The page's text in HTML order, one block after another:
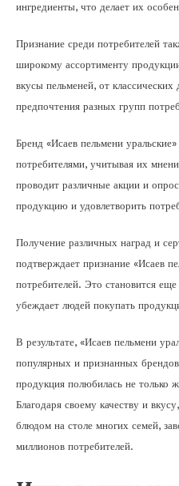
ингредиенты, что делает их
Признание среди потребителей
широкому ассортименту
вкусы пельменей, от
предпочтения разных групп
Бренд «Исаев пельмени
потребителями, учитывая их
проводит различные акции и
продукцию и удовлетворить
Получение различных наград и
подтверждает признание «Исаев
потребителей. Это становится
убеждает людей покупать
В результате, «Исаев пельмени
популярных и признанных
продукция полюбилась не только
Благодаря своему качеству и
блюдом на столе многих семей,
миллионов потребителей.